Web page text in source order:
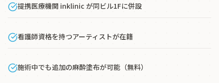
提携医療機関 inklinic が同ビル1Fに併設
看護師資格を持つアーティストが在籍
施術中でも追加の麻酔塗布が可能（無料）